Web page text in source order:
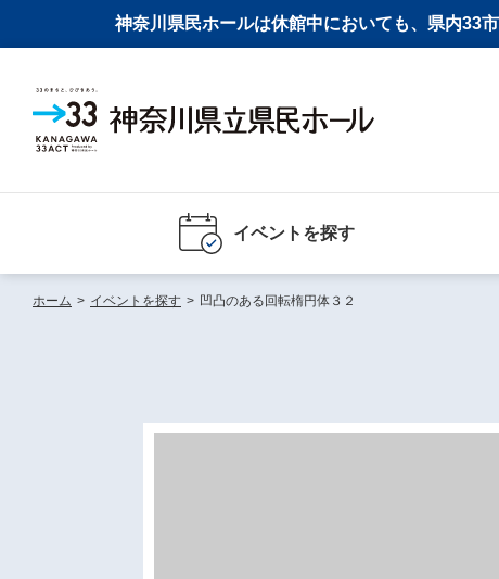
神奈川県民ホールは休館中においても、県内33
イベントを探す
ホーム > イベントを探す > 凹凸のある回転楕円体３２